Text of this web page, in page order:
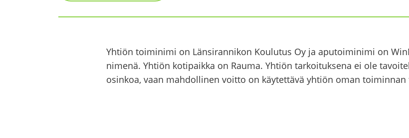
Yh­tiön toi­mi­ni­mi on Län­si­ran­ni­kon Kou­lu­tus Oy ja apu­toi­mi­ni­mi on
ni­me­nä. Yh­tiön ko­ti­paik­ka on Rauma. Yh­tiön tar­koi­tuk­se­na ei ole
osin­koa, vaan mah­dol­li­nen voit­to on käy­tet­tä­vä yh­tiön oman